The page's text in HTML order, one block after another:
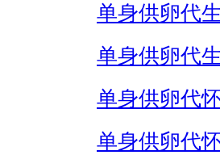
单身供卵代
单身供卵代
单身供卵代
单身供卵代